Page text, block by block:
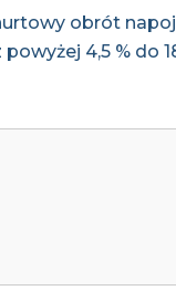
obrót
4,5 % do